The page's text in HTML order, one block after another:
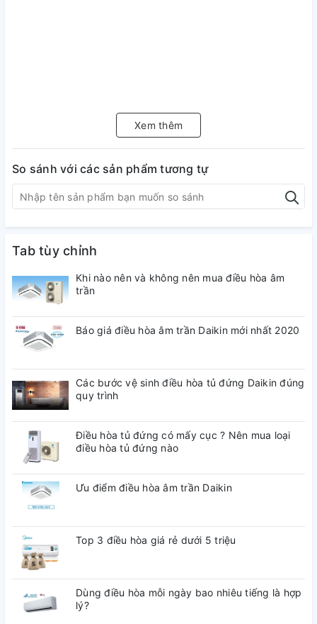
Xem thêm
So sánh với các sản phẩm tương tự
Tab tùy chỉnh
Khi nào nên và không nên mua điều hòa âm
trần
Báo giá điều hòa âm trần Daikin mới nhất 2020
Các bước vệ sinh điều hòa tủ đứng Daikin đúng
quy trình
Điều hòa tủ đứng có mấy cục ? Nên mua loại
điều hòa tủ đứng nào
Ưu điểm điều hòa âm trần Daikin
Top 3 điều hòa giá rẻ dưới 5 triệu
Dùng điều hòa mỗi ngày bao nhiêu tiếng là hợp
lý?